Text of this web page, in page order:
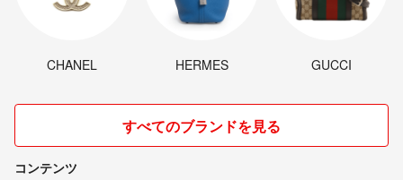
CHANEL HERMES GUCCI
すべてのブランドを見る
コンテンツ